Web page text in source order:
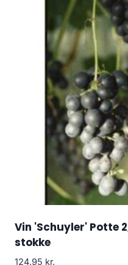
Vin 'Schuyler' Potte
stokke
124.95 kr.